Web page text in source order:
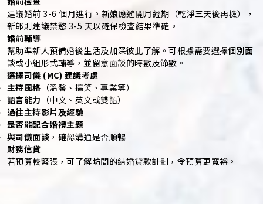
建議婚前 3-6 個月進行。新娘應避開月經期（乾淨三天後再檢），
新郎則建議禁慾 3-5 天以確保檢查結果準確。
婚前輔導
幫助準新人預備婚後生活及加深彼此了解。可根據需要選擇個別面
談或小組形式輔導，並留意面談的時數及節數。
選擇司儀 (MC) 建議考慮
主持風格 （溫馨、搞笑、專業等）
語言能力 （中文、英文或雙語）
過往主持影片及經驗
是否能配合婚禮主題
與司儀面談 ，確認溝通是否順暢
財務信貸
若預算較緊張，可了解坊間的結婚貸款計劃，令預算更寬裕。